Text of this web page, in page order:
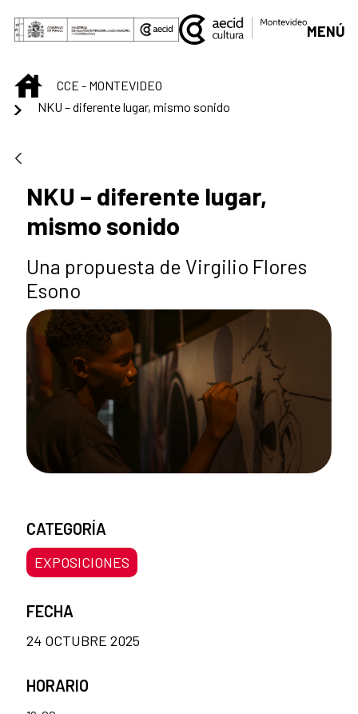
Saltar al contenido principal
MENÚ
INICIOCCE - MONTEVIDEO
NKU – diferente lugar, mismo sonido
NKU – diferente lugar,
mismo sonido
Una propuesta de Virgilio Flores
Esono
CATEGORÍA
EXPOSICIONES
FECHA
24 OCTUBRE 2025
HORARIO